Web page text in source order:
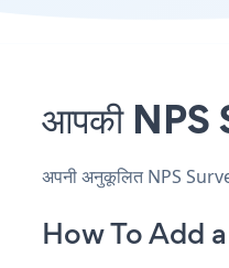
आपकी NPS
अपनी अनुकूलित NPS
How To Add